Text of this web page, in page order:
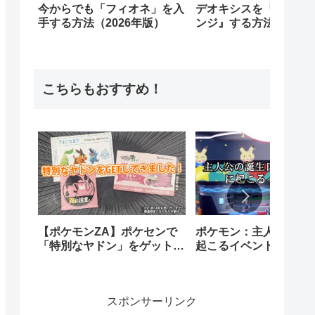
今からでも「フィオネ」を入
手する方法（2026年版）
デオキシスを『フォル
ンジ』する方法｜全作
こちらもおすすめ！
【ポケモンZA】ポケセンで
「特別なヤドン」をゲットし
ポケモン：主人公の誕
起こるイベントとは
スポンサーリンク